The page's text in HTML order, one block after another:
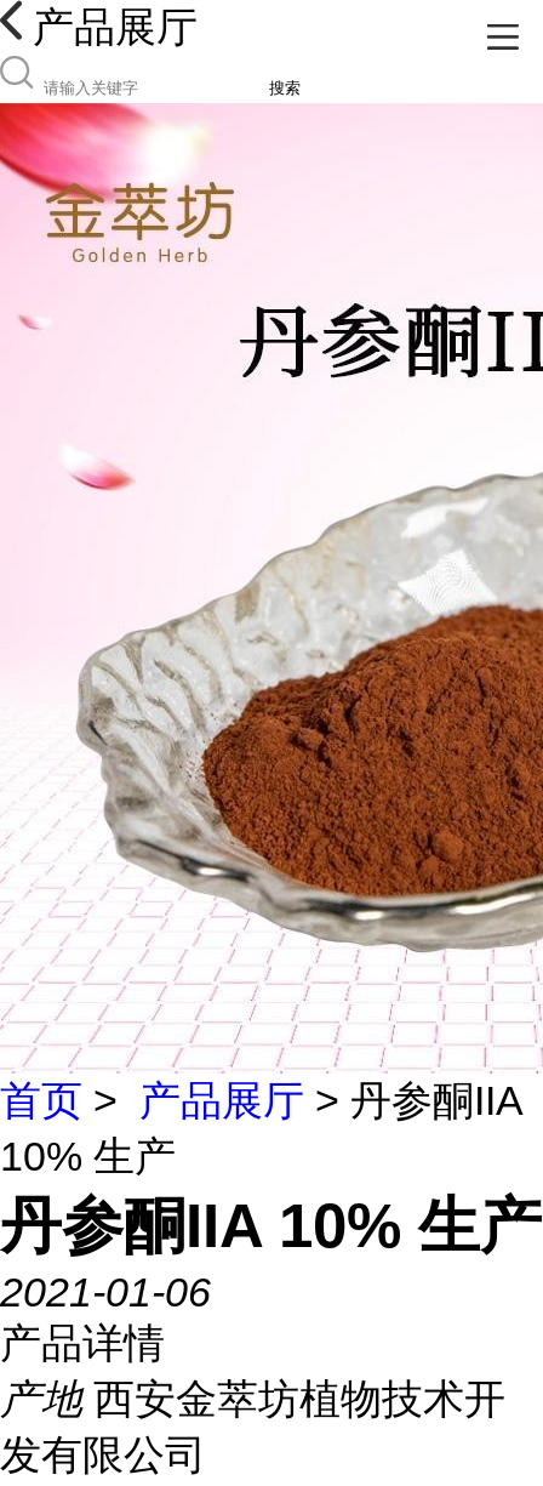
产品展厅
搜索
首页 > 产品展厅 > 丹参酮IIA
10% 生产
丹参酮IIA 10% 生产
2021-01-06
产品详情
产地 西安金萃坊植物技术开
发有限公司